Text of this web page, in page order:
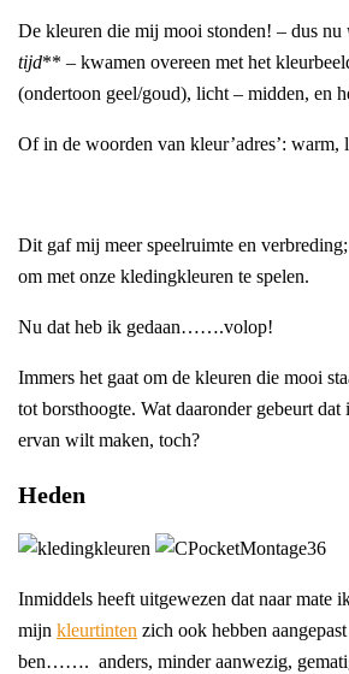
De kleuren die mij mooi stonden! – dus nu
tijd** – kwamen overeen met het
(ondertoon geel/goud), licht – midden, en
Of in de woorden van kleur’adres’: warm,
Dit gaf mij meer speelruimte en
om met onze kledingkleuren te spelen.
Nu dat heb ik gedaan…….volop!
Immers het gaat om de kleuren die mooi
tot borsthoogte. Wat daaronder gebeurt dat
ervan wilt maken, toch?
Heden
Inmiddels heeft uitgewezen dat naar mate
mijn kleurtinten zich ook hebben
ben……. anders, minder aanwezig,